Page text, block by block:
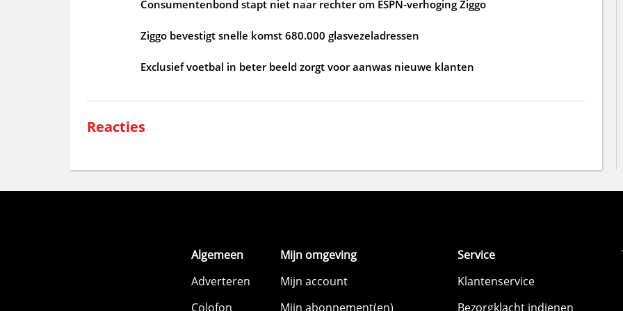
Consumentenbond stapt niet naar rechter om ESPN-verhoging Ziggo
Ziggo bevestigt snelle komst 680.000 glasvezeladressen
Exclusief voetbal in beter beeld zorgt voor aanwas nieuwe klanten
Reacties
Algemeen
Adverteren
Colofon
Mijn omgeving
Mijn account
Mijn abonnement(en)
Service
Klantenservice
Bezorgklacht indienen